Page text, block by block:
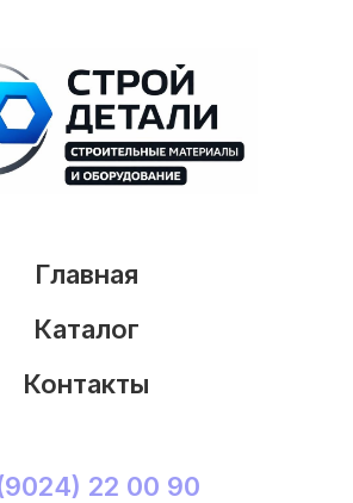
Главная
Каталог
Контакты
22 00 90